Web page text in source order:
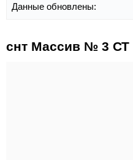
Данные обновлены:
снт Массив № 3 СТ